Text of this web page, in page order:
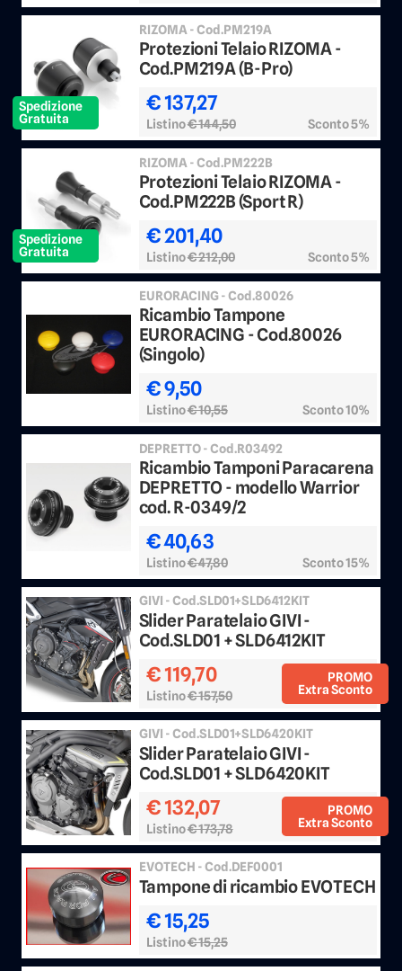
Spedizione
Gratuita
RIZOMA - Cod.PM219A
Protezioni Telaio RIZOMA -
Cod.PM219A (B-Pro)
€ 137,27
Listino€ 144,50 Sconto 5%
Spedizione
Gratuita
RIZOMA - Cod.PM222B
Protezioni Telaio RIZOMA -
Cod.PM222B (Sport R)
€ 201,40
Listino€ 212,00 Sconto 5%
EURORACING - Cod.80026
Ricambio Tampone
EURORACING - Cod.80026
(Singolo)
€ 9,50
Listino€ 10,55 Sconto 10%
DEPRETTO - Cod.R03492
Ricambio Tamponi Paracarena
DEPRETTO - modello Warrior
cod. R-0349/2
€ 40,63
Listino€ 47,80 Sconto 15%
GIVI - Cod.SLD01+SLD6412KIT
Slider Paratelaio GIVI -
Cod.SLD01 + SLD6412KIT
PROMO
Extra Sconto
€ 119,70
Listino€ 157,50 Sconto 20%
GIVI - Cod.SLD01+SLD6420KIT
Slider Paratelaio GIVI -
Cod.SLD01 + SLD6420KIT
PROMO
Extra Sconto
€ 132,07
Listino€ 173,78 Sconto 20%
EVOTECH - Cod.DEF0001
Tampone di ricambio EVOTECH
€ 15,25
Listino€ 15,25